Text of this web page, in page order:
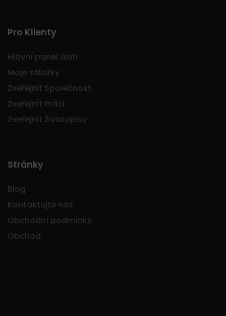
Pro Klienty
Hlavní panel úloh
Moje záložky
Zveřejnit Společnost
Zveřejnit Práci
Zveřejnit Životopisy
Stránky
Blog
Kontaktujte nás
Obchodní podmínky
Obchod